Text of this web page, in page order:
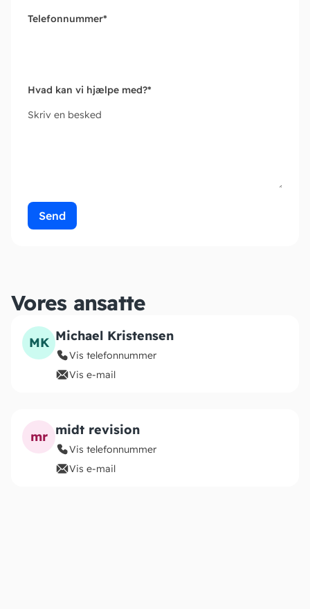
Telefonnummer*
Hvad kan vi hjælpe med?*
Skriv en besked
Send
Vores ansatte
MK Michael Kristensen
Vis telefonnummer
Vis e-mail
mr midt revision
Vis telefonnummer
Vis e-mail